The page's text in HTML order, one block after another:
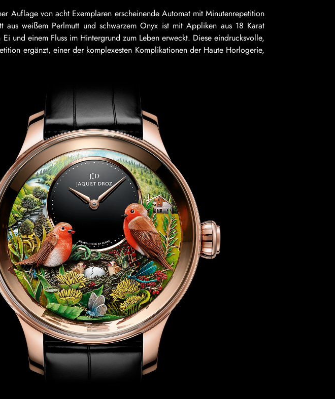
Auflage von acht Exemplaren erscheinende Automat mit Minutenrepetition
weißem Perlmutt und schwarzem Onyx ist mit Appliken aus 18 Karat
und einem Fluss im Hintergrund zum Leben erweckt. Diese eindrucksvolle,
ergänzt, einer der komplexesten Komplikationen der Haute Horlogerie,